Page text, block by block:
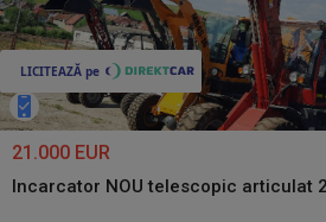
21.000 EUR
Incarcator NOU telescopic articulat